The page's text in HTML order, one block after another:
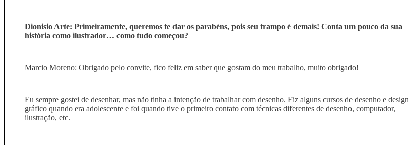
Dionisio Arte: Primeiramente, queremos te dar os parabéns, pois seu trampo é demais! Conta um pouco da sua
história como ilustrador… como tudo começou?
Marcio Moreno: Obrigado pelo convite, fico feliz em saber que gostam do meu trabalho, muito obrigado!
Eu sempre gostei de desenhar, mas não tinha a intenção de trabalhar com desenho. Fiz alguns cursos de desenho e design
gráfico quando era adolescente e foi quando tive o primeiro contato com técnicas diferentes de desenho, computador,
ilustração, etc.